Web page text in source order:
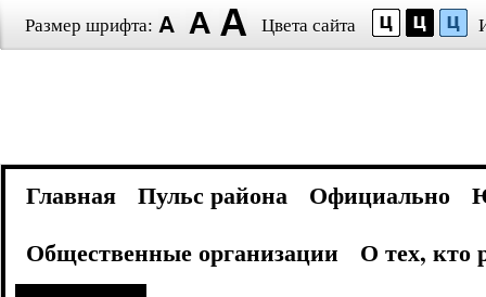
Размер шрифта: Цвета сайта
Главная Пульс района Официально
Общественные организации
О тех, кто